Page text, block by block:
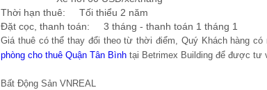
Thời hạn thuê: Tối thiểu 2 năm
Đặt cọc, thanh toán: 3 tháng - thanh toán 1 tháng 1
Giá thuê có thể thay đổi theo từ thời điểm, Quý Khách hàng
phòng cho thuê Quận Tân Bình tại Betrimex Building để được tư
Bất Động Sản VNREAL